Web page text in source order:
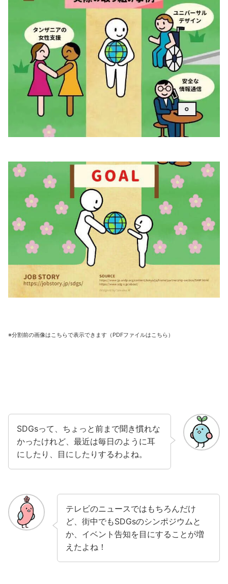
※分割前の画像はこちらで表示できます（PDFファイルはこちら ）
SDGsって、ちょっと前まで聞き慣れな
かったけれど、最近は毎日のように耳
にしたり、目にしたりするわよね。
テレビのニュースではもちろんだけ
ど、街中でもSDGsのシンポジウムと
か、イベント告知を目にすることが増
えたよね！